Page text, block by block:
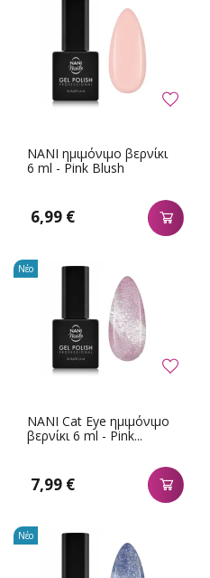
NANI ημιμόνιμο βερνίκι
6 ml - Pink Blush
6,99 €
NANI Cat Eye ημιμόνιμο
βερνίκι 6 ml - Pink...
7,99 €
Νέο
Νέο